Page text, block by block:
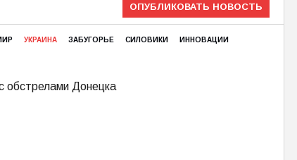
ОПУБЛИКОВАТЬ НОВОСТЬ
УКРАИНА ЗАБУГОРЬЕ СИЛОВИКИ ИННОВАЦИИ